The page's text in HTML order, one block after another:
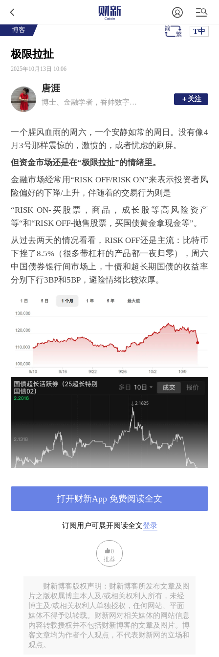
博客 T中
极限拉扯
2025年10月13日 10:06
唐涯
博士、金融学者，香帅数字经济工作室创始人，香帅的金融江湖公众号主理人，香帅的北大金融学课主理人，年度财富报告主理人，曾任北京大学金融学副教授、博士生导师。 ＋关注
＋关注
一个腥风血雨的周六，一个安静如常的周日。没有像4
月3号那样震惊的，激愤的，或者忧虑的刷屏。
但资金市场还是在“极限拉扯”的情绪里。
金融市场经常用“RISK OFF/RISK ON”来表示投资者风
险偏好的下降/上升，伴随着的交易行为则是
“RISK ON-买股票，商品，成长股等高风险资产
等“和“RISK OFF-抛售股票，买国债黄金拿现金等”。
从过去两天的情况看看，RISK OFF还是主流：比特币
下挫了8.5%（很多带杠杆的产品都一夜归零），周六
中国债券银行间市场上，十债和超长期国债的收益率
分别下行3BP和5BP，避险情绪比较浓厚。
但另一方面，对TACO Trade（Trump always chicken
out川普总怂）的情绪也在升温。
全球最大的预测平台Polymarket（之前精准预测了特
朗普当选)，对于“税率水平”和“双方会否在APEC见
面”的预测两天内都经历了个过山车：从10月10号觉
得“完了，税率上升，两边崩了”到10月11号心情平复
觉得“税率不会大变，老大们还是会见面say hi”。
看来，当下的人类，似乎对于“狼来了”已经有非同寻
常的适应性。
很多人说周五是“黑天鹅”---如果是黑天鹅的话，那也
是家养的---之前“放开H20禁令，通电话，TikTok交易
订阅用户可展开阅读全文登录
打开财新App 免费阅读全文
0
推荐
财新博客版权声明：财新博客所发布文章及图
片之版权属博主本人及/或相关权利人所有，未经
博主及/或相关权利人单独授权，任何网站、平面
媒体不得予以转载。财新网对相关媒体的网站信息
内容转载授权并不包括财新博客的文章及图片。博
客文章均为作者个人观点，不代表财新网的立场和
观点。